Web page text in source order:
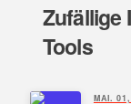
Zufällige
Tools
MAI.